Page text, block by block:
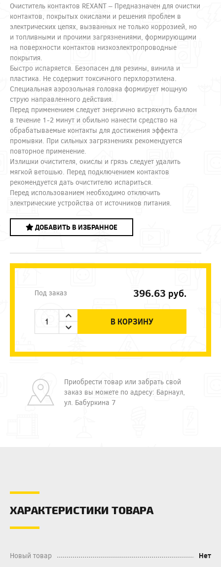
Очиститель контактов REXANT – Предназначен для очистки
контактов, покрытых окислами и решения проблем в
электрических цепях, вызванных не только коррозией, но
и топливными и прочими загрязнениями, формирующими
на поверхности контактов низкоэлектропроводные
покрытия.
Быстро испаряется. Безопасен для резины, винила и
пластика. Не содержит токсичного перхлорэтилена.
Специальная аэрозольная головка формирует мощную
струю направленного действия.
Перед применением следует энергично встряхнуть баллон
в течение 1-2 минут и обильно нанести средство на
обрабатываемые контакты для достижения эффекта
промывки. При сильных загрязнениях рекомендуется
повторное применение.
Излишки очистителя, окислы и грязь следует удалить
мягкой ветошью. Перед подключением контактов
рекомендуется дать очистителю испариться.
Перед использованием необходимо отключить
электрические устройства от источников питания.
ДОБАВИТЬ В ИЗБРАННОЕ
Под заказ 396.63 руб.
В КОРЗИНУ
Приобрести товар или забрать свой
заказ вы можете по адресу: Барнаул,
ул. Бабуркина 7
ХАРАКТЕРИСТИКИ ТОВАРА
Новый товар Нет